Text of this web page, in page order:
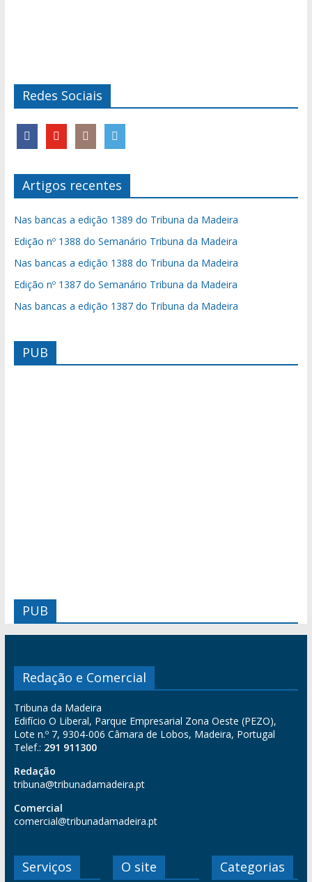
Redes Sociais
Artigos recentes
Nas bancas a edição 1389 do Tribuna da Madeira
Edição nº 1388 do Semanário Tribuna da Madeira
Nas bancas a edição 1388 do Tribuna da Madeira
Edição nº 1387 do Semanário Tribuna da Madeira
Nas bancas a edição 1387 do Tribuna da Madeira
PUB
PUB
Redação e Comercial
Tribuna da Madeira
Edifício O Liberal, Parque Empresarial Zona Oeste (PEZO),
Lote n.º 7, 9304-006 Câmara de Lobos, Madeira, Portugal
Telef.: 291 911300
Redação
tribuna@tribunadamadeira.pt
Comercial
comercial@tribunadamadeira.pt
Serviços O site Categorias